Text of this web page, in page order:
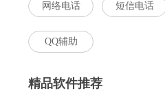
网络电话 短信电话
QQ辅助
精品软件推荐